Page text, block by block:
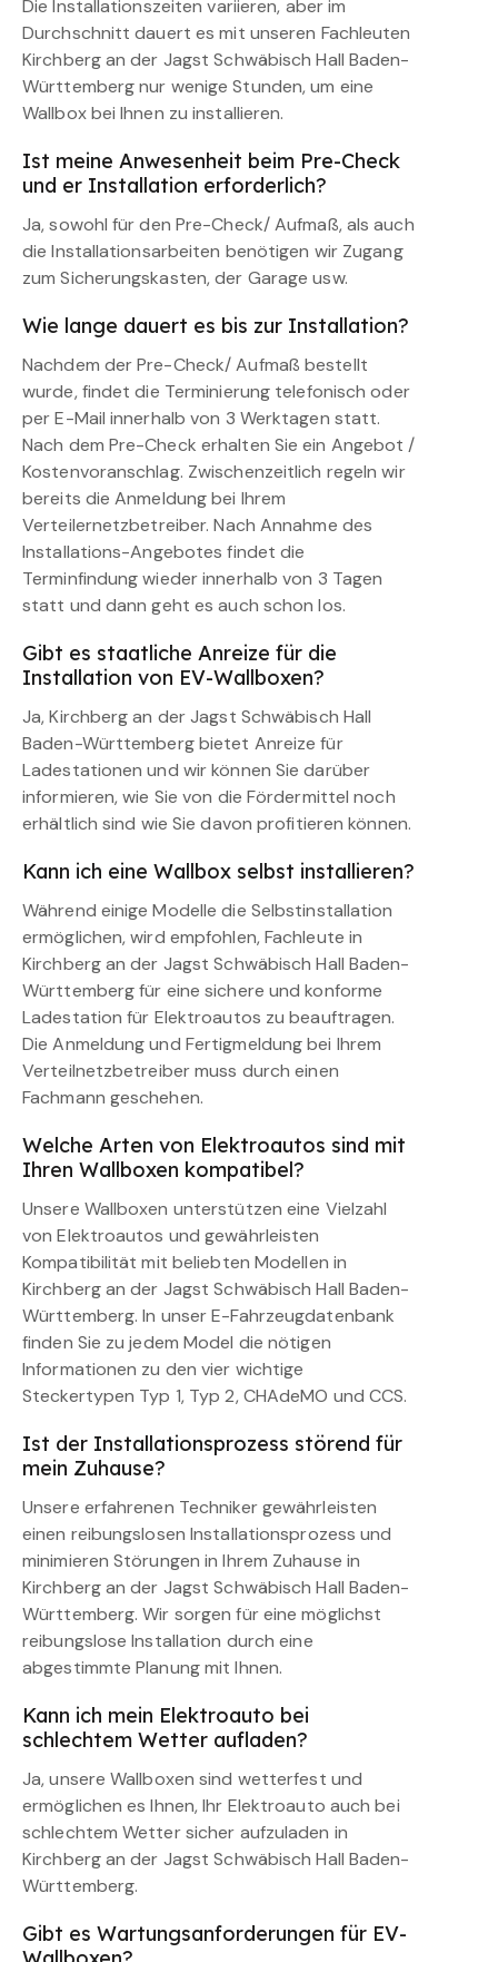
Die Installationszeiten variieren, aber im
Durchschnitt dauert es mit unseren Fachleuten
Kirchberg an der Jagst Schwäbisch Hall Baden-
Württemberg nur wenige Stunden, um eine
Wallbox bei Ihnen zu installieren.
Ist meine Anwesenheit beim Pre-Check
und er Installation erforderlich?
Ja, sowohl für den Pre-Check/ Aufmaß, als auch
die Installationsarbeiten benötigen wir Zugang
zum Sicherungskasten, der Garage usw.
Wie lange dauert es bis zur Installation?
Nachdem der Pre-Check/ Aufmaß bestellt
wurde, findet die Terminierung telefonisch oder
per E-Mail innerhalb von 3 Werktagen statt.
Nach dem Pre-Check erhalten Sie ein Angebot /
Kostenvoranschlag. Zwischenzeitlich regeln wir
bereits die Anmeldung bei Ihrem
Verteilernetzbetreiber. Nach Annahme des
Installations-Angebotes findet die
Terminfindung wieder innerhalb von 3 Tagen
statt und dann geht es auch schon los.
Gibt es staatliche Anreize für die
Installation von EV-Wallboxen?
Ja, Kirchberg an der Jagst Schwäbisch Hall
Baden-Württemberg bietet Anreize für
Ladestationen und wir können Sie darüber
informieren, wie Sie von die Fördermittel noch
erhältlich sind wie Sie davon profitieren können.
Kann ich eine Wallbox selbst installieren?
Während einige Modelle die Selbstinstallation
ermöglichen, wird empfohlen, Fachleute in
Kirchberg an der Jagst Schwäbisch Hall Baden-
Württemberg für eine sichere und konforme
Ladestation für Elektroautos zu beauftragen.
Die Anmeldung und Fertigmeldung bei Ihrem
Verteilnetzbetreiber muss durch einen
Fachmann geschehen.
Welche Arten von Elektroautos sind mit
Ihren Wallboxen kompatibel?
Unsere Wallboxen unterstützen eine Vielzahl
von Elektroautos und gewährleisten
Kompatibilität mit beliebten Modellen in
Kirchberg an der Jagst Schwäbisch Hall Baden-
Württemberg. In unser E-Fahrzeugdatenbank
finden Sie zu jedem Model die nötigen
Informationen zu den vier wichtige
Steckertypen Typ 1, Typ 2, CHAdeMO und CCS.
Ist der Installationsprozess störend für
mein Zuhause?
Unsere erfahrenen Techniker gewährleisten
einen reibungslosen Installationsprozess und
minimieren Störungen in Ihrem Zuhause in
Kirchberg an der Jagst Schwäbisch Hall Baden-
Württemberg. Wir sorgen für eine möglichst
reibungslose Installation durch eine
abgestimmte Planung mit Ihnen.
Kann ich mein Elektroauto bei
schlechtem Wetter aufladen?
Ja, unsere Wallboxen sind wetterfest und
ermöglichen es Ihnen, Ihr Elektroauto auch bei
schlechtem Wetter sicher aufzuladen in
Kirchberg an der Jagst Schwäbisch Hall Baden-
Württemberg.
Gibt es Wartungsanforderungen für EV-